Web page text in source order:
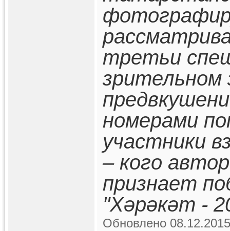
третьи
зрительном
номерами
участники
– кого
признает
"Хәрәкәт -
Обновлено